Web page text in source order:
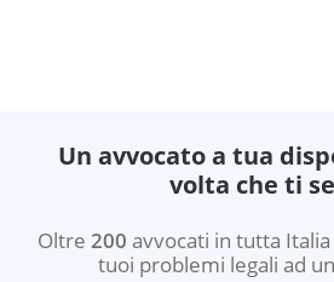
Un avvocato a tua
volta che ti
Oltre 200 avvocati in tutta
tuoi problemi legali ad